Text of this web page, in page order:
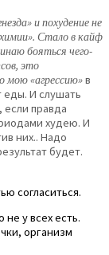
и похудение не
Стало в кайф
бояться чего-
это
мою «агрессию»в
еды. И слушать
если правда
худею. И
них.. Надо
будет.
согласиться.
не у всех есть.
организм